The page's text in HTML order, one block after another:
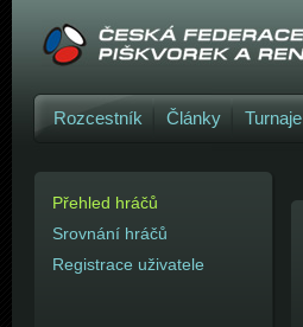
Přehled hráčů
Srovnání hráčů
Registrace uživatele
Rozcestník Články Turnaje